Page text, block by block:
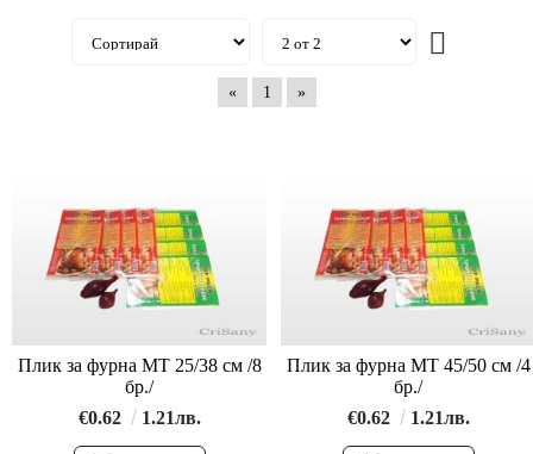
« 1 »
Плик за фурна МТ 25/38 см /8
бр./
€0.62
1.21лв.
Плик за фурна МТ 45/50 см /4
бр./
€0.62
1.21лв.